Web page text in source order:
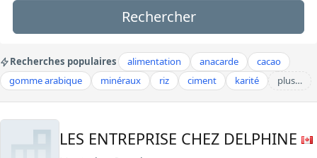
Rechercher
Recherches populaires alimentation anacarde
cacao
gomme arabique
minéraux riz ciment karité plus…
LES ENTREPRISE CHEZ DELPHINE